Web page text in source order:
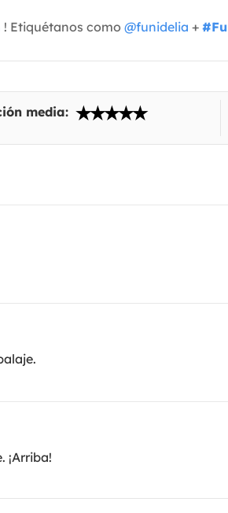
! Etiquétanos como @funidelia +
media:
¡Arriba!